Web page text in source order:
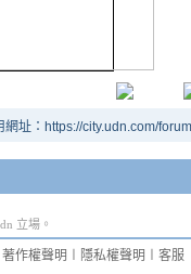
網址：https://city.udn.com/
立場。
著作權聲明 隱私權聲明 客服